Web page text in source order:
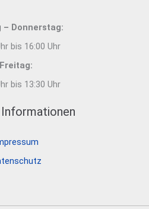
– Donnerstag:
bis 16:00 Uhr
Freitag:
bis 13:30 Uhr